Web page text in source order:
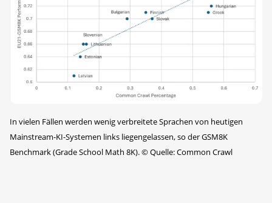
In vielen Fällen werden wenig verbreitete Sprachen von heutigen
Mainstream-KI-Systemen links liegengelassen, so der GSM8K
Benchmark (Grade School Math 8K).©Quelle: Common Crawl